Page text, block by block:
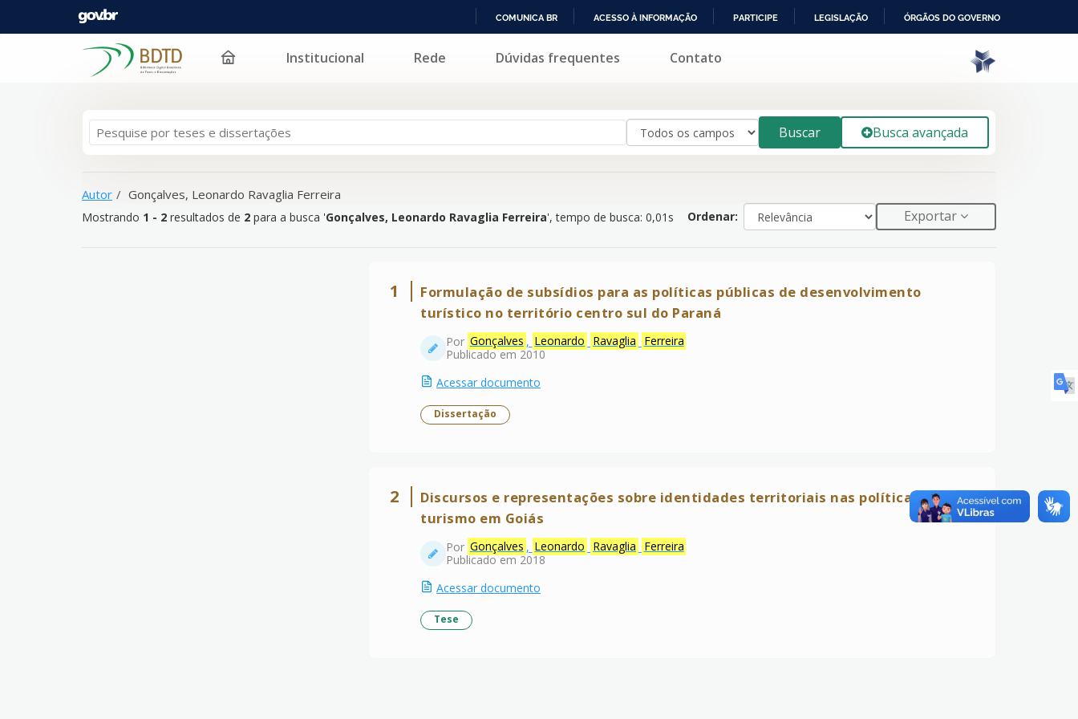
PARA
COMUNICA BR ACESSO À INFORMAÇÃO PARTICIPE LEGISLAÇÃO ÓRGÃOS DO GOVERNO
resultados de2para a busca ' Gonçalves, Leonardo Ravaglia Ferreira
Pular para o conteúdo Institucional Rede Dúvidas frequentes Contato
Buscar Busca avançada
Autor Gonçalves, Leonardo Ravaglia Ferreira
Mostrando 1 - 2 resultados de 2 para a busca 'Gonçalves, Leonardo Ravaglia Ferreira', tempo de busca: 0,01s Ordenar: Exportar
1
Formulação de subsídios para as políticas públicas de desenvolvimento
turístico no território centro sul do Paraná
Por Gonçalves , Leonardo Ravaglia
Ferreira
Publicado em 2010
Acessar documento
Dissertação
2
Discursos e representações sobre identidades territoriais nas políticas de
turismo em Goiás
Por Gonçalves , Leonardo Ravaglia
Ferreira
Publicado em 2018
Acessar documento
Tese